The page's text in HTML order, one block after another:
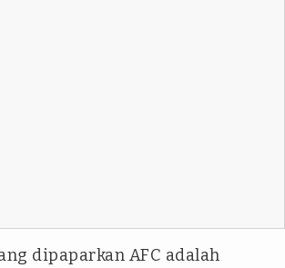
dipaparkan AFC adalah